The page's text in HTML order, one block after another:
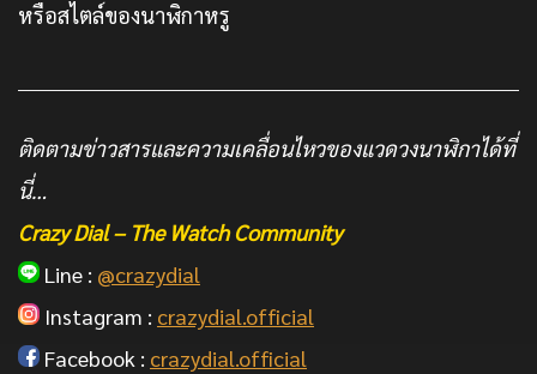
หรือสไตล์ของนาฬิกาหรู
ติดตามข่าวสารและความเคลื่อนไหวของแวดวงนาฬิกาได้ที่
นี่…
Crazy Dial – The Watch Community
Line : @crazydial
Instagram : crazydial.official
Facebook : crazydial.official